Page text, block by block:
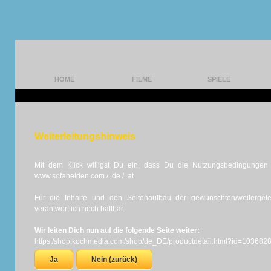
HOME FILME SPIELE
Weiterleitungshinweis
Mit dem Klick willigst Du ein, dass Du die
www.sofahelden.com / .de / .at
Für die Inhalte und den Seitenaufbau der gewünschten/
verantwortlich noch haftbar.
Wir leiten Dich nun auf die folgende Seite weiter:
https:/shop.kochmedia.com/shop/de_DE/
Ja Nein (zurück)